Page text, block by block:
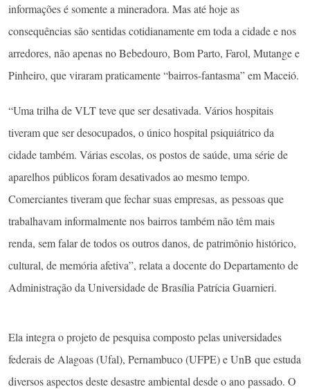
informações é somente a mineradora. Mas até hoje as
consequências são sentidas cotidianamente em toda a cidade e nos
arredores, não apenas no Bebedouro, Bom Parto, Farol, Mutange e
Pinheiro, que viraram praticamente “bairros-fantasma” em Maceió.
“Uma trilha de VLT teve que ser desativada. Vários hospitais
tiveram que ser desocupados, o único hospital psiquiátrico da
cidade também. Várias escolas, os postos de saúde, uma série de
aparelhos públicos foram desativados ao mesmo tempo.
Comerciantes tiveram que fechar suas empresas, as pessoas que
trabalhavam informalmente nos bairros também não têm mais
renda, sem falar de todos os outros danos, de patrimônio histórico,
cultural, de memória afetiva”, relata a docente do Departamento de
Administração da Universidade de Brasília Patrícia Guarnieri.
Ela integra o projeto de pesquisa composto pelas universidades
federais de Alagoas (Ufal), Pernambuco (UFPE) e UnB que estuda
diversos aspectos deste desastre ambiental desde o ano passado. O